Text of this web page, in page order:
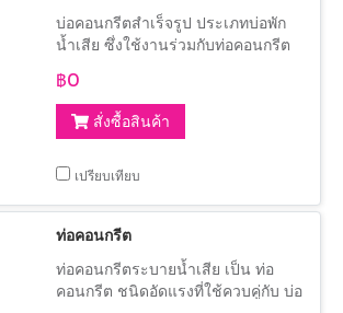
บ่อคอนกรีตสำเร็จรูป ประเภทบ่อพัก
น้ำเสีย ซึ่งใช้งานร่วมกับท่อคอนกรีต
฿0
สั่งซื้อสินค้า
เปรียบเทียบ
ท่อคอนกรีต
ท่อคอนกรีตระบายน้ำเสีย เป็น ท่อ
คอนกรีต ชนิดอัดแรงที่ใช้ควบคู่กับ บ่อ